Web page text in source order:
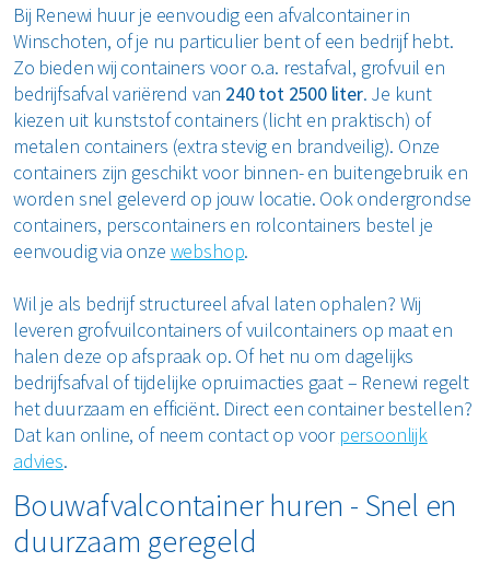
Bij Renewi huur je eenvoudig een afvalcontainer in
Winschoten, of je nu particulier bent of een bedrijf hebt.
Zo bieden wij containers voor o.a. restafval, grofvuil en
bedrijfsafval variërend van 240 tot 2500 liter. Je kunt
kiezen uit kunststof containers (licht en praktisch) of
metalen containers (extra stevig en brandveilig). Onze
containers zijn geschikt voor binnen- en buitengebruik en
worden snel geleverd op jouw locatie. Ook ondergrondse
containers, perscontainers en rolcontainers bestel je
eenvoudig via onze webshop.
Wil je als bedrijf structureel afval laten ophalen? Wij
leveren grofvuilcontainers of vuilcontainers op maat en
halen deze op afspraak op. Of het nu om dagelijks
bedrijfsafval of tijdelijke opruimacties gaat – Renewi regelt
het duurzaam en efficiënt. Direct een container bestellen?
Dat kan online, of neem contact op voor persoonlijk
advies.
Bouwafvalcontainer huren - Snel en
duurzaam geregeld